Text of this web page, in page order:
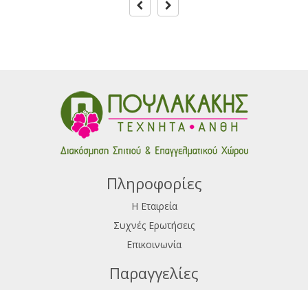
Πληροφορίες
Η Εταιρεία
Συχνές Ερωτήσεις
Επικοινωνία
Παραγγελίες